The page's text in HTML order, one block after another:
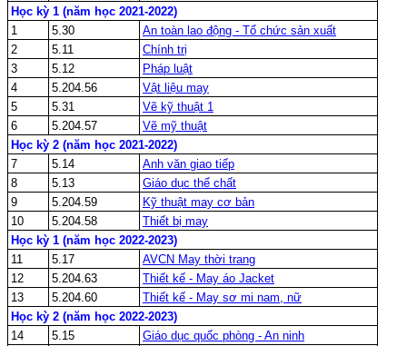
Học kỳ 1 (năm học 2021-2022)
1
5.30
An toàn lao động - Tổ chức sản xuất
2
5.11
Chính trị
3
5.12
Pháp luật
4
5.204.56
Vật liệu may
5
5.31
Vẽ kỹ thuật 1
6
5.204.57
Vẽ mỹ thuật
Học kỳ 2 (năm học 2021-2022)
7
5.14
Anh văn giao tiếp
8
5.13
Giáo dục thể chất
9
5.204.59
Kỹ thuật may cơ bản
10
5.204.58
Thiết bị may
Học kỳ 1 (năm học 2022-2023)
11
5.17
AVCN May thời trang
12
5.204.63
Thiết kế - May áo Jacket
13
5.204.60
Thiết kế - May sơ mi nam, nữ
Học kỳ 2 (năm học 2022-2023)
14
5.15
Giáo dục quốc phòng - An ninh